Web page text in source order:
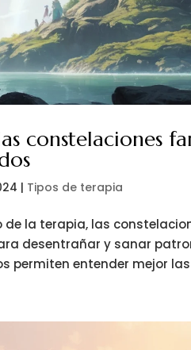
constelaciones
| Tipos de terapia
de la terapia, las
desentrañar y sanar
permiten entender mejor